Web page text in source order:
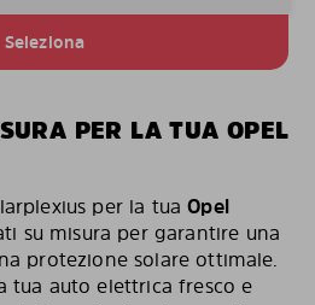
Seleziona
PER LA TUA OPEL
per la tuaOpel
su misura per garantire una
protezione solare ottimale.
tua auto elettrica fresco e